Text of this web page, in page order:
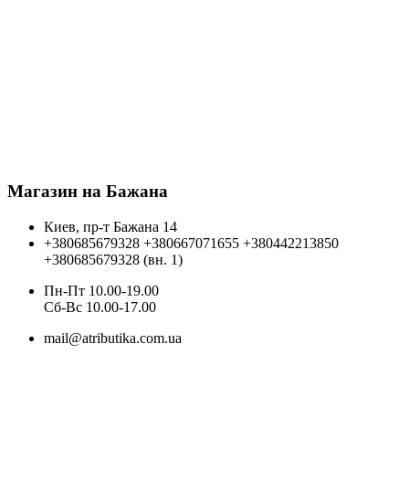
Магазин на Бажана
Киев, пр-т Бажана 14
+380685679328 +380667071655 +380442213850
+380685679328 (вн. 1)
Пн-Пт 10.00-19.00
Cб-Вс 10.00-17.00
mail@atributika.com.ua